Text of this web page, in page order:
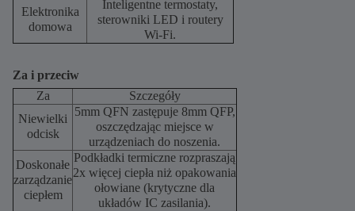
Elektronika
domowa
Inteligentne termostaty,
sterowniki LED i routery
Wi-Fi.
Za i przeciw
Za
Szczegóły
Niewielki
odcisk
5mm QFN zastępuje 8mm QFP,
oszczędzając miejsce w
urządzeniach do noszenia.
Doskonałe
zarządzanie
ciepłem
Podkładki termiczne rozpraszają
2x więcej ciepła niż opakowania
ołowiane (krytyczne dla
układów IC zasilania).